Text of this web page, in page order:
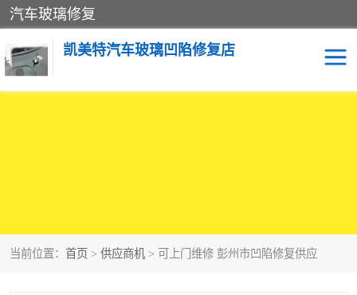
汽车玻璃修复
凯美特汽车玻璃凹陷修复店
当前位置： 首页 > 供应商机 > 可上门维修 彭州市凹陷修复供应